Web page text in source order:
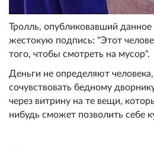
Тролль, опубликовавший
жестокую подпись: "Этот
того, чтобы смотреть на мусор".
Деньги не определяют
сочувствовать бедному
через витрину на те вещи,
нибудь сможет позволить себе